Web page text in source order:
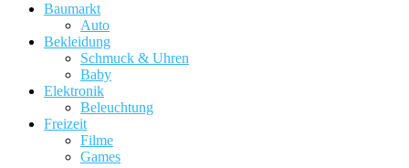
Baumarkt
Auto
Bekleidung
Schmuck & Uhren
Baby
Elektronik
Beleuchtung
Freizeit
Filme
Games